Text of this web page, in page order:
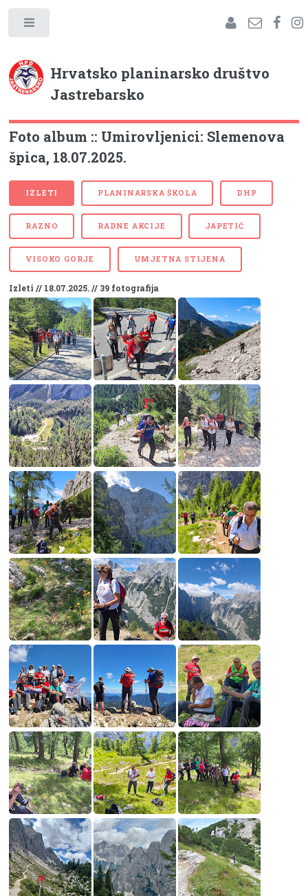
Hrvatsko planinarsko društvo
Jastrebarsko
Foto album :: Umirovljenici: Slemenova
špica, 18.07.2025.
IZLETI PLANINARSKA ŠKOLA DHP
RAZNO RADNE AKCIJE JAPETIĆ
VISOKO GORJE UMJETNA STIJENA
Izleti // 18.07.2025. // 39 fotografija